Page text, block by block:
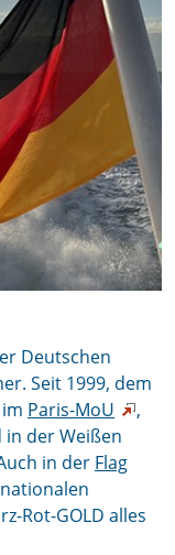
Deutschen
Seit 1999, dem
Paris-MoU
,
in der Weißen
in der Flag
Rot-GOLD alles